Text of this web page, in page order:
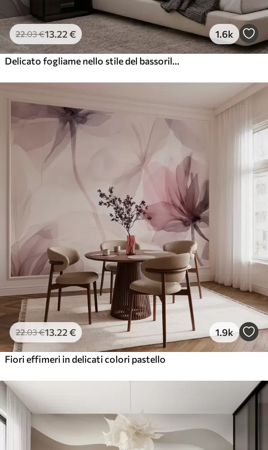
22.03€13 .22 € 1.6k
22.03€13 .22 € 1.9k
Fiori effimeri in delicati colori pastello